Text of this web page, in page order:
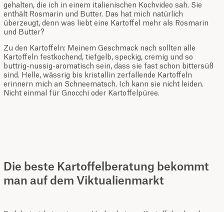
gehalten, die ich in einem italienischen Kochvideo sah. Sie
enthält Rosmarin und Butter. Das hat mich natürlich
überzeugt, denn was liebt eine Kartoffel mehr als Rosmarin
und Butter?
Zu den Kartoffeln: Meinem Geschmack nach sollten alle
Kartoffeln festkochend, tiefgelb, speckig, cremig und so
buttrig-nussig-aromatisch sein, dass sie fast schon bittersüß
sind. Helle, wässrig bis kristallin zerfallende Kartoffeln
erinnern mich an Schneematsch. Ich kann sie nicht leiden.
Nicht einmal für Gnocchi oder Kartoffelpüree.
Die beste Kartoffelberatung bekommt
man auf dem Viktualienmarkt